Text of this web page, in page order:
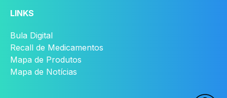
LINKS
Bula Digital
Recall de Medicamentos
Mapa de Produtos
Mapa de Notícias